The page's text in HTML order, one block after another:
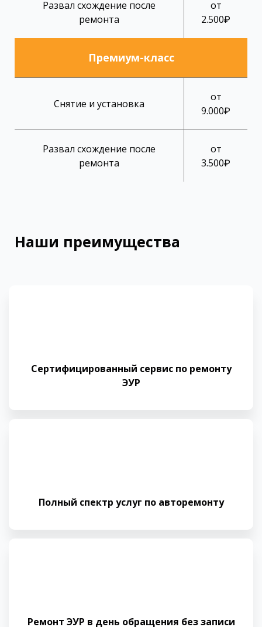
Развал схождение после
ремонта
от
2.500₽
Премиум-класс
Снятие и установка
от
9.000₽
Развал схождение после
ремонта
от
3.500₽
Наши преимущества
Сертифицированный сервис по ремонту
ЭУР
Полный спектр услуг по авторемонту
Ремонт ЭУР в день обращения без записи